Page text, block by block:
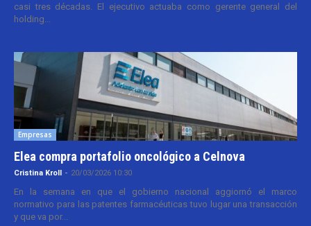
casi tres décadas. El ejecutivo actuaba como gerente general del
holding...
Empresas
Elea compra portafolio oncológico a Celnova
Cristina Kroll - 20/03/2026 10:30
En la semana en que el gobierno nacional aggiornó el marco
normativo para las patentes farmacéuticas tuvo lugar una transacción
y que va por...